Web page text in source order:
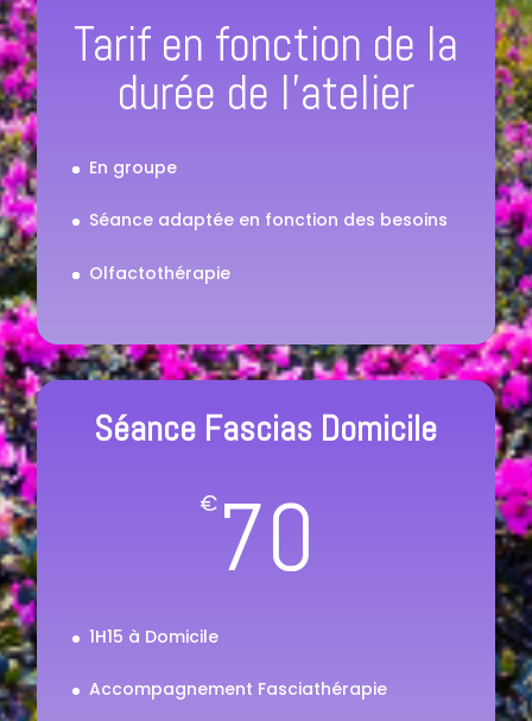
Tarif en fonction de la
durée de l'atelier
En groupe
Séance adaptée en fonction des besoins
Olfactothérapie
Séance Fascias Domicile
€70
1H15 à Domicile
Accompagnement Fasciathérapie